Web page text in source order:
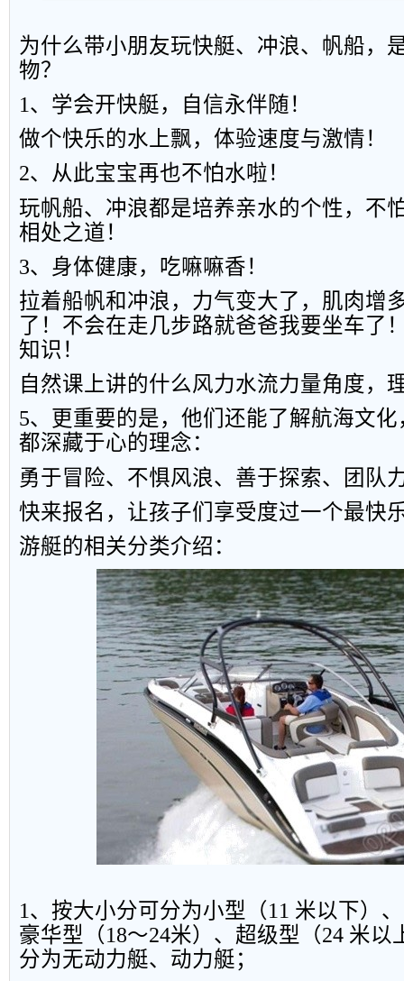
为什么带小朋友玩快艇、冲浪、帆船，
物？
1、学会开快艇，自信永伴随！
做个快乐的水上飘，体验速度与激情！
2、从此宝宝再也不怕水啦！
玩帆船、冲浪都是培养亲水的个性，不
相处之道！
3、身体健康，吃嘛嘛香！
拉着船帆和冲浪，力气变大了， 肌肉增
了！不会在走几步路就爸爸我要坐车了
知识！
自然课上讲的什么风力水流力量角度，
5、更重要的是，他们还能了解航海文
都深藏于心的理念：
勇于冒险、不惧风浪、善于探索、团队
快来报名，让孩子们享受度过一个最快
游艇的相关分类介绍：
1、 按大小分可分为小型 （11 米以 下）、
豪华型 （18～24米）、 超级型 （24 米以
分为无动力艇、动力艇；